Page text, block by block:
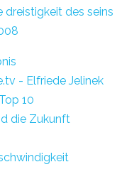
dreistigkeit des seins
- Elfriede Jelinek
10
die Zukunft